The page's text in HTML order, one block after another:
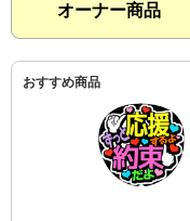
オーナー商品
おすすめ商品